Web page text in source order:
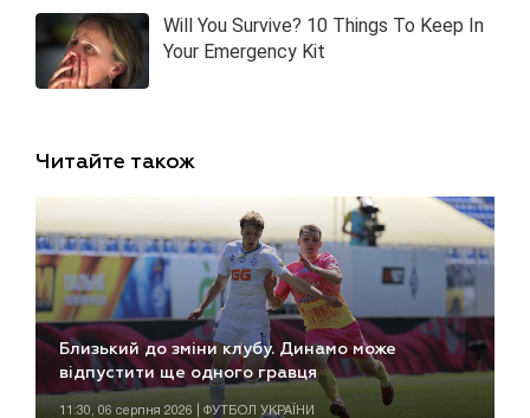
Читайте також
Близький до зміни клубу. Динамо може
відпустити ще одного гравця
11:30, 06 серпня 2026 | ФУТБОЛ УКРАЇНИ